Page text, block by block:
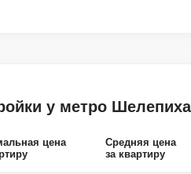
у метро Шелепиха
цена
Средняя цена
за квартиру